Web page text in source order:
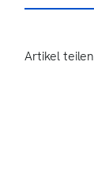
Artikel teilen